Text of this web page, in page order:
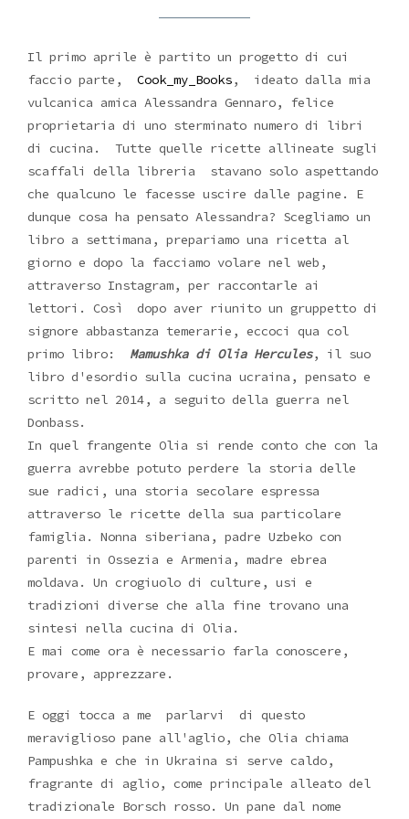
Il primo aprile è partito un progetto di cui
faccio parte, Cook_my_Books, ideato dalla mia
vulcanica amica Alessandra Gennaro, felice
proprietaria di uno sterminato numero di libri
di cucina. Tutte quelle ricette allineate sugli
scaffali della libreria stavano solo aspettando
che qualcuno le facesse uscire dalle pagine. E
dunque cosa ha pensato Alessandra? Scegliamo un
libro a settimana, prepariamo una ricetta al
giorno e dopo la facciamo volare nel web,
attraverso Instagram, per raccontarle ai
lettori. Così dopo aver riunito un gruppetto di
signore abbastanza temerarie, eccoci qua col
primo libro: Mamushka di Olia Hercules, il suo
libro d'esordio sulla cucina ucraina, pensato e
scritto nel 2014, a seguito della guerra nel
Donbass.
In quel frangente Olia si rende conto che con la
guerra avrebbe potuto perdere la storia delle
sue radici, una storia secolare espressa
attraverso le ricette della sua particolare
famiglia. Nonna siberiana, padre Uzbeko con
parenti in Ossezia e Armenia, madre ebrea
moldava. Un crogiuolo di culture, usi e
tradizioni diverse che alla fine trovano una
sintesi nella cucina di Olia.
E mai come ora è necessario farla conoscere,
provare, apprezzare.
E oggi tocca a me parlarvi
di questo
meraviglioso pane all'aglio, che Olia chiama
Pampushka e che in Ukraina si serve caldo,
fragrante di aglio, come principale alleato del
tradizionale Borsch rosso. Un pane dal nome